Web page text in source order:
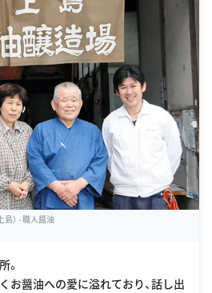
） - 職人醤油
。
お醤油への愛に溢れており、話し出